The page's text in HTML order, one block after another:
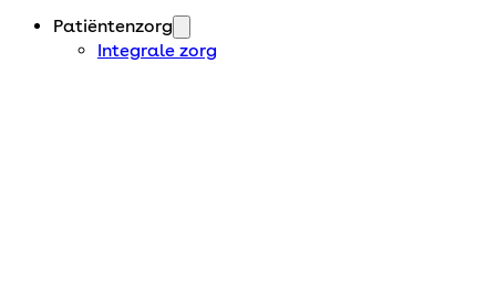
Patiëntenzorg
Integrale zorg